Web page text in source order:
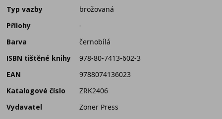
Typ vazby
brožovaná
Přílohy
-
Barva
černobílá
ISBN tištěné knihy
978-80-7413-602-3
EAN
9788074136023
Katalogové číslo
ZRK2406
Vydavatel
Zoner Press